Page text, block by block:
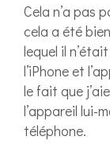
Cela n’a pas
cela a été
lequel il
l’iPhone et
le fait que
l’appareil lui-
téléphone.